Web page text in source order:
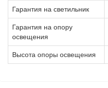
Гарантия на светильник
Гарантия на опору
освещения
Высота опоры освещения